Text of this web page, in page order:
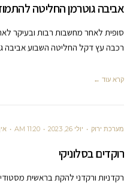
אביבה גוטרמן החליטה
סופית לאחר מחשבות רבות ובעיקר
רכבה עץ דקל החליטה השבוע אביבה
קרא עוד ←
מערכת ירוק יולי 26, 2023 11:20 AM
רוקדים בסלוניקי
רקדניות ורקדני להקת בראשית